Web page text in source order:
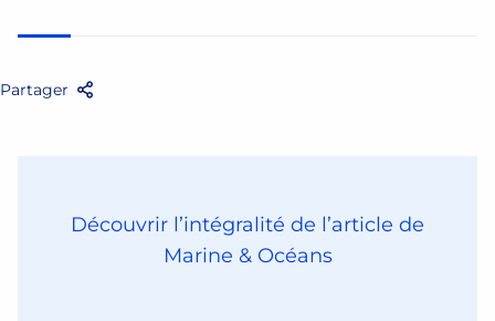
Partager
Découvrir l’intégralité de l’article de
Marine & Océans